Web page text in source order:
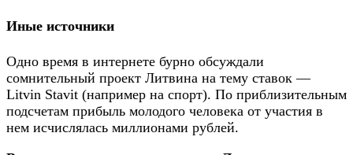
Иные источники
Одно время в интернете бурно обсуждали
сомнительный проект Литвина на тему ставок —
Litvin Stavit (например на спорт). По приблизительным
подсчетам прибыль молодого человека от участия в
нем исчислялась миллионами рублей.